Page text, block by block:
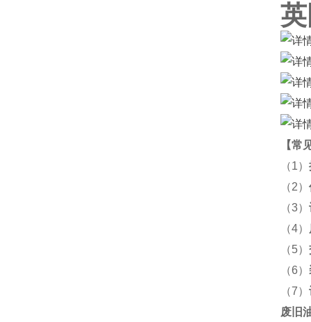
【常
（1）
（2）
（3）
（4）
（5）
（6）
（7）
废旧